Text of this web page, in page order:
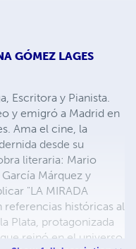
GÓMEZ LAGES
Escritora y Pianista.
y emigró a Madrid en
Ama el cine, la
desde su
literaria: Mario
Márquez y
"LA MIRADA
referencias históricas al
Plata, protagonizada
reinó en el universo